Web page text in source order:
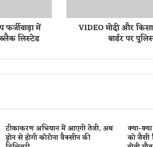
में
लिस्टेड
र
आ
म
,
अं
VIDEO मोदी और
बार्डर पर
टीकाकरण अभियान में आएगी तेजी, अब
ड्रोन से होगी कोरोना वैक्सीन की
क्या-
को जैसी